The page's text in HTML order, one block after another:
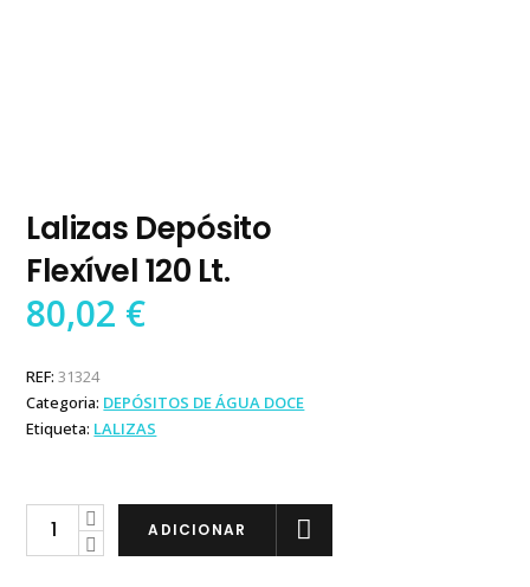
Lalizas Depósito
Flexível 120 Lt.
80,02 €
REF:31324
Categoria: DEPÓSITOS DE ÁGUA DOCE
Etiqueta: LALIZAS
Lalizas
Depósito
ADICIONAR